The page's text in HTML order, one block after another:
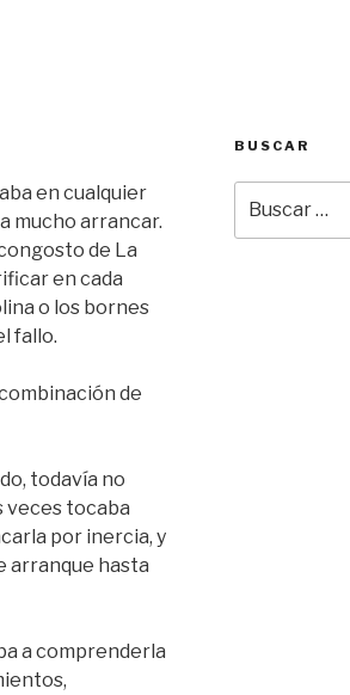
en cualquier
mucho arrancar.
de La
en cada
o los bornes
fallo.
de
todavía no
veces tocaba
por inercia, y
arranque hasta
a comprenderla
BUSCAR
por: